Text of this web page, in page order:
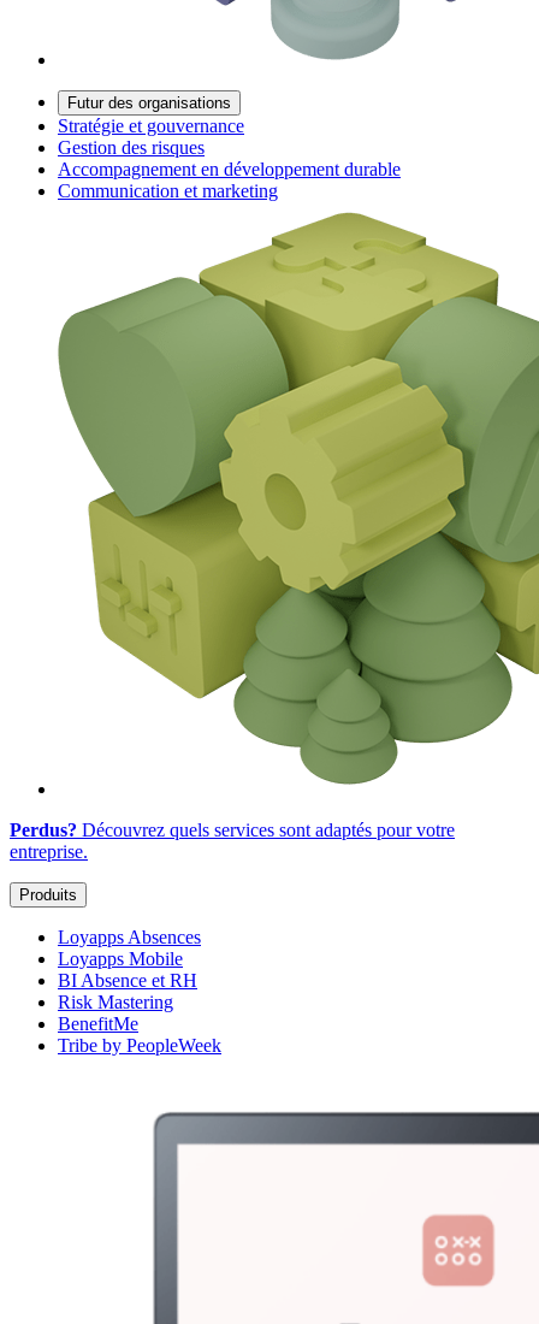
Futur des organisations
Stratégie et gouvernance
Gestion des risques
Accompagnement en développement durable
Communication et marketing
Perdus? Découvrez quels services sont adaptés pour votre
entreprise.
Produits
Loyapps Absences
Loyapps Mobile
BI Absence et RH
Risk Mastering
BenefitMe
Tribe by PeopleWeek